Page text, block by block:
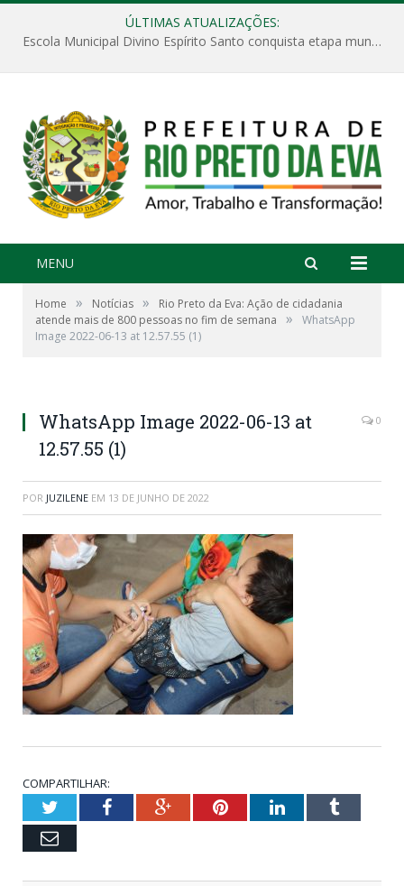
ÚLTIMAS ATUALIZAÇÕES:
Escola Municipal Divino Espírito Santo conquista etapa municipal da V Feira Amazonense de Matemática
MENU
Home » Notícias »
Rio Preto da Eva: Ação de cidadania
atende mais de 800 pessoas no fim de semana
»
WhatsApp
Image 2022-06-13 at 12.57.55 (1)
WhatsApp Image 2022-06-13 at
12.57.55 (1)
0
POR JUZILENE EM 13 DE JUNHO DE 2022
COMPARTILHAR:
TwitterFacebookGoogle+PinterestLinkedInTumblr
Email